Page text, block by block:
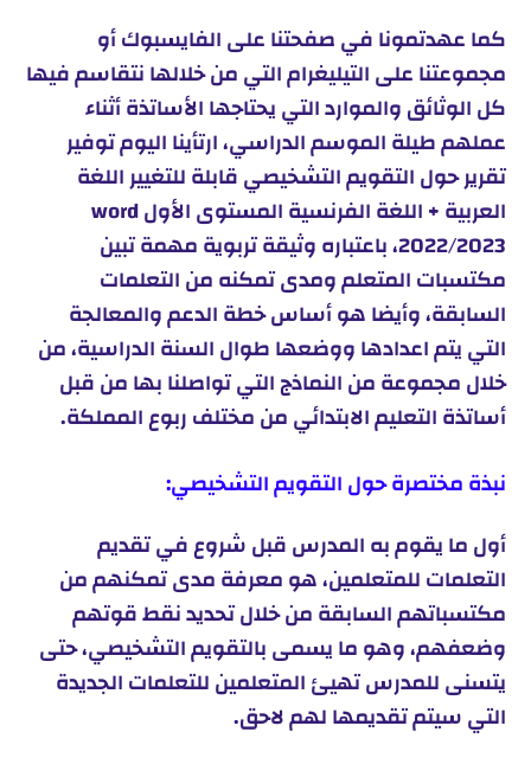
كما عهدتمونا في صفحتنا على الفايسبوك أو
مجموعتنا على التيليغرام التي من خلالها نتقاسم فيها
كل الوثائق والموارد التي يحتاجها الأساتذة أثناء
عملهم طيلة الموسم الدراسي، ارتأينا اليوم توفير
تقرير حول التقويم التشخيصي قابلة للتغيير اللغة
العربية + اللغة الفرنسية المستوى الأول word
2022/2023، باعتباره وثيقة تربوية مهمة تبين
مكتسبات المتعلم ومدى تمكنه من التعلمات
السابقة، وأيضا هو أساس خطة الدعم والمعالجة
التي يتم اعدادها ووضعها طوال السنة الدراسية، من
خلال مجموعة من النماذج التي تواصلنا بها من قبل
أساتذة التعليم الابتدائي من مختلف ربوع المملكة.
نبذة مختصرة حول التقويم التشخيصي:
أول ما يقوم به المدرس قبل شروع في تقديم
التعلمات للمتعلمين، هو معرفة مدى تمكنهم من
مكتسباتهم السابقة من خلال تحديد نقط قوتهم
وضعفهم، وهو ما يسمى بالتقويم التشخيصي، حتى
يتسنى للمدرس تهيئ المتعلمين للتعلمات الجديدة
التي سيتم تقديمها لهم لاحق.